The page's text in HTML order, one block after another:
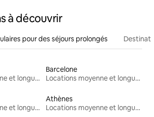
à découvrir
pour des séjours prolongés
Locations moyenne et longue durée
Barcelone
Locations moyenne et longue durée
Locations moyenne et longue durée
Athènes
Locations moyenne et longue durée